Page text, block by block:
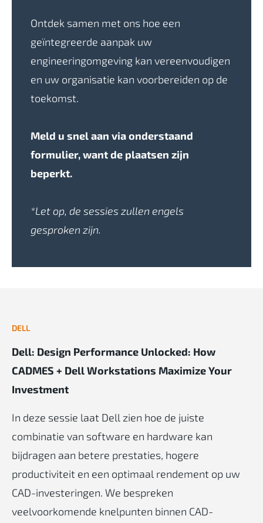
Ontdek samen met ons hoe een
geïntegreerde aanpak uw
engineeringomgeving kan vereenvoudigen
en uw organisatie kan voorbereiden op de
toekomst.
Meld u snel aan via onderstaand
formulier, want de plaatsen zijn
beperkt.
*Let op, de sessies zullen engels
gesproken zijn.
DELL
Dell: Design Performance Unlocked: How
CADMES + Dell Workstations Maximize Your
Investment
In deze sessie laat Dell zien hoe de juiste
combinatie van software en hardware kan
bijdragen aan betere prestaties, hogere
productiviteit en een optimaal rendement op uw
CAD-investeringen. We bespreken
veelvoorkomende knelpunten binnen CAD-